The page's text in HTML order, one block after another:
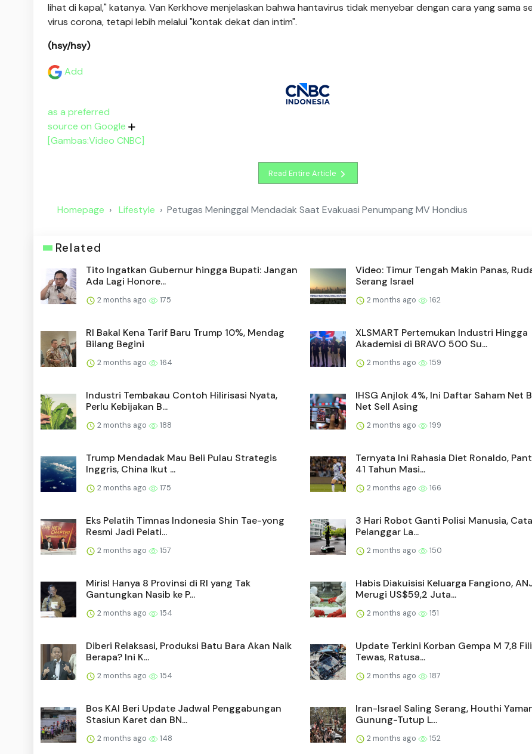
lihat di kapal," katanya. Van Kerkhove menjelaskan bahwa hantavirus tidak menyebar dengan cara yang sama
virus corona, tetapi lebih melalui "kontak dekat dan intim".
(hsy/hsy)
Add
as a preferred
source on Google
[Gambas:Video CNBC]
Read Entire Article
Homepage Lifestyle Petugas Meninggal Mendadak Saat Evakuasi Penumpang MV Hondius
Related
Tito Ingatkan Gubernur hingga Bupati: Jangan
Ada Lagi Honore...
2 months ago 175
Video: Timur Tengah Makin Panas,
Serang Israel
2 months ago 162
RI Bakal Kena Tarif Baru Trump 10%, Mendag
Bilang Begini
2 months ago 164
XLSMART Pertemukan Industri Hingga
Akademisi di BRAVO 500 Su...
2 months ago 159
Industri Tembakau Contoh Hilirisasi Nyata,
Perlu Kebijakan B...
2 months ago 188
IHSG Anjlok 4%, Ini Daftar Saham Net
Net Sell Asing
2 months ago 199
Trump Mendadak Mau Beli Pulau Strategis
Inggris, China Ikut ...
2 months ago 175
Ternyata Ini Rahasia Diet Ronaldo,
41 Tahun Masi...
2 months ago 166
Eks Pelatih Timnas Indonesia Shin Tae-yong
Resmi Jadi Pelati...
2 months ago 157
3 Hari Robot Ganti Polisi Manusia,
Pelanggar La...
2 months ago 150
Miris! Hanya 8 Provinsi di RI yang Tak
Gantungkan Nasib ke P...
2 months ago 154
Habis Diakuisisi Keluarga Fangiono,
Merugi US$59,2 Juta...
2 months ago 151
Diberi Relaksasi, Produksi Batu Bara Akan Naik
Berapa? Ini K...
2 months ago 154
Update Terkini Korban Gempa M 7,8
Tewas, Ratusa...
2 months ago 187
Bos KAI Beri Update Jadwal Penggabungan
Stasiun Karet dan BN...
2 months ago 148
Iran-Israel Saling Serang, Houthi
Gunung-Tutup L...
2 months ago 152